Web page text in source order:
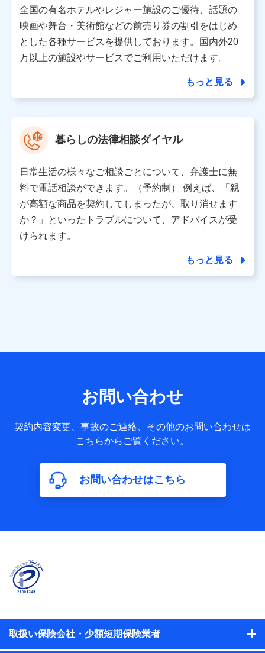
個人データの共同利用
当社は株式会社NTTドコモとの間で、以下のとおり個
人データを共同利用します。
氏名、電話番号、メールアドレス、お客さまの識別子、属
性、連絡先、dポイントサービスのご利用に関する情報。例
として、dポイントカード番号、性別、年齢、家族構成、住
所、dポイント残高、dポイント利用履歴などが含まれます。
利用情報
当社又は株式会社NTTドコモが提供する各種サービスなどの
ご契約・ご利用などに関する情報。例として、当社又は株式
会社NTTドコモが提供する各種サービスのご契約状態・ご利
用履歴インターネット利用時の行動に関する情報、アプリケ
ーション利用時の行動に関する情報、購入されたサービスや
当社又は株式会社NTTドコモが提供する保険関連サービスに
送信履歴などの情報）が含まれます。
約に関する情報。例として、保険契約者及び被保険者の氏
名、住所、生年月日、性別、保険契約者と被保険者の関係、
保険加入の目的、保険商品の内容、保険料、保険料のお支払
年数などの情報、ペットの種類や年齢などの情報などが含ま
れます。
【共同して利用する者の範囲】
株式会社NTTドコモ
当社又は株式会社NTTドコモが提供する保険関連サービスに
おけるユーザ登録受付および管理のため
当社又は株式会社NTTドコモと取引のあるもしくは委託を受
れらに付帯、関連する当社、株式会社NTTドコモおよび提携
会社のサービスを案内、提供するため
全国の有名ホテルやレジャー施設のご優待、話題の
映画や舞台・美術館などの前売り券の割引をはじめ
とした各種サービスを提供しております。国内外20
万以上の施設やサービスでご利用いただけます。
もっと見る
暮らしの法律相談ダイヤル
日常生活の様々なご相談ごとについて、弁護士に無
料で電話相談ができます。（予約制） 例えば、「親
が高額な商品を契約してしまったが、取り消せます
か？」といったトラブルについて、アドバイスが受
けられます。
もっと見る
お問い合わせ
契約内容変更、事故のご連絡、その他のお問い合わせは
こちらからご覧ください。
お問い合わせはこちら
取扱い保険会社・少額短期保険業者